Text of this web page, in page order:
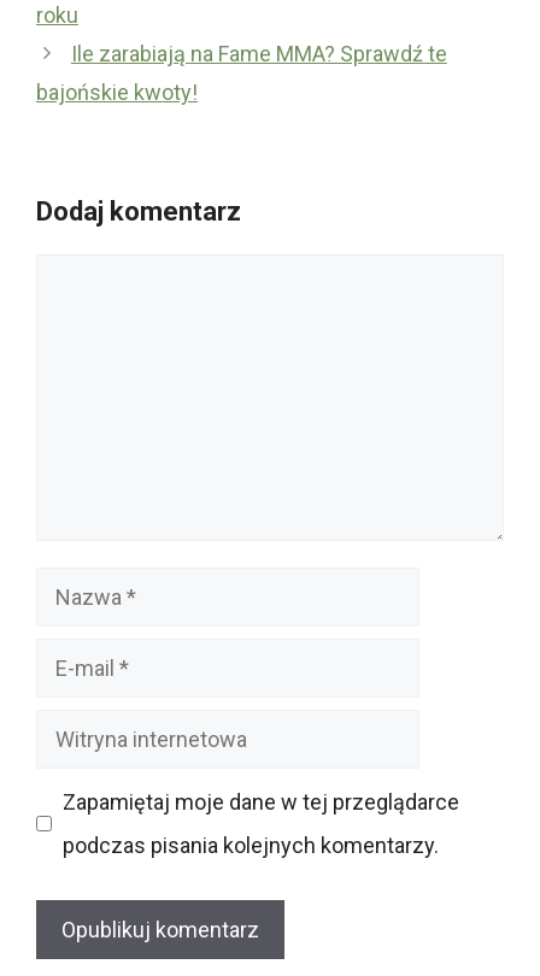
roku
Ile zarabiają na Fame MMA? Sprawdź te
bajońskie kwoty!
Dodaj komentarz
Nazwa
Witryna
Zapamiętaj moje dane w tej przeglądarce
podczas pisania kolejnych komentarzy.